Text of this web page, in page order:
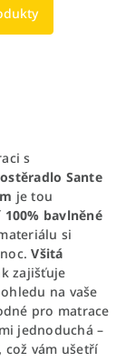
s
Sante
je tou
100% bavlněné
si
Všitá
zajišťuje
na vaše
pro matrace
jednoduchá –
což vám ušetří